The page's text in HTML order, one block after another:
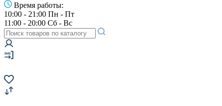
Время работы:
10:00 - 21:00 Пн - Пт
11:00 - 20:00 Сб - Вс